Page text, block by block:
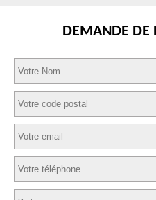
DEMANDE DE